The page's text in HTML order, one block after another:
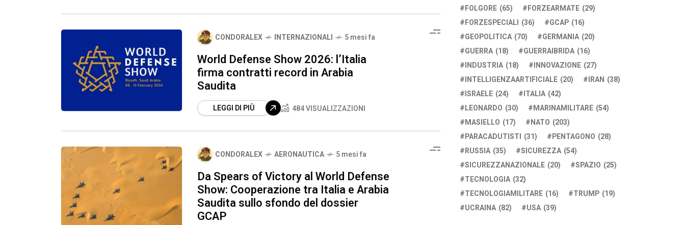
CONDORALEX INTERNAZIONALI 5 mesi fa
World Defense Show 2026: l’Italia
firma contratti record in Arabia
Saudita
LEGGI DI PIÙ 484 VISUALIZZAZIONI
CONDORALEX AERONAUTICA 5 mesi fa
Da Spears of Victory al World Defense
Show: Cooperazione tra Italia e Arabia
Saudita sullo sfondo del dossier
GCAP
FOLGORE (65) FORZEARMATE (29)
FORZESPECIALI (36) GCAP (16)
GEOPOLITICA (70) GERMANIA (20)
GUERRA (18) GUERRAIBRIDA (16)
INDUSTRIA (18) INNOVAZIONE (27)
INTELLIGENZAARTIFICIALE (20) IRAN (38)
ISRAELE (24) ITALIA (42)
LEONARDO (30) MARINAMILITARE (54)
MASIELLO (17) NATO (203)
PARACADUTISTI (31) PENTAGONO (28)
RUSSIA (35) SICUREZZA (54)
SICUREZZANAZIONALE (20) SPAZIO (25)
TECNOLOGIA (32)
TECNOLOGIAMILITARE (16) TRUMP (19)
UCRAINA (82) USA (39)